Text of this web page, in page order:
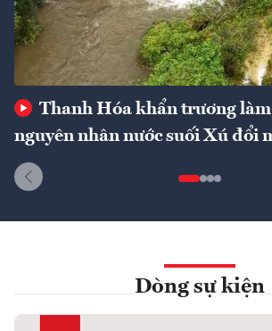
Thanh Hóa khẩn trương
nguyên nhân nước suối Xú đổi
Dòng sự kiện